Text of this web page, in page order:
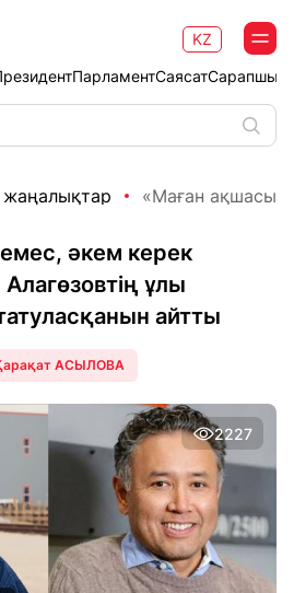
ПарламентСаясат
KZ
«Маған ақшасы
әкем керек
ұлы
айтты
АСЫЛОВА
2227